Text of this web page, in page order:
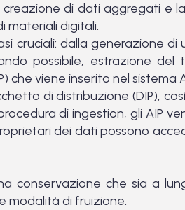
creazione di dati aggregati e
materiali digitali.
cruciali: dalla generazione di
possibile, estrazione
viene inserito nel sistema
di distribuzione (DIP),
di ingestion, gli AIP
dei dati possono
conservazione che sia a
modalità di fruizione.